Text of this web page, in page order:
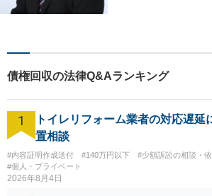
続・遺言・交通事故・
債務整理などはお任せ
い。
債権回収の法律Q&Aランキング
1
トイレリフォーム業者の対応遅延
置相談
#内容証明作成送付 #140万円以下 #少額訴訟の相談・
#個人・プライベート
2026年8月4日